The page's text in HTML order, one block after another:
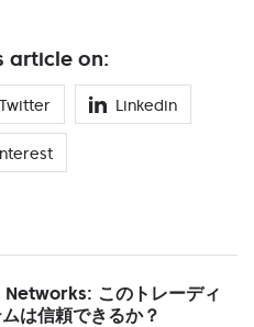
article on:
Twitter Linkedin
このトレーディ
は信頼できるか？